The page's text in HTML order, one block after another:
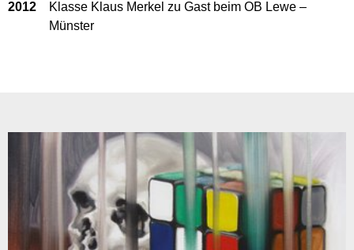
2012
Klasse Klaus Merkel zu Gast beim OB Lewe –
Münster